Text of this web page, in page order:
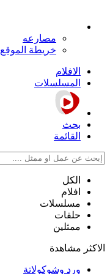
مصارعه
خريطة الموقع
الافلام
المسلسلات
بحث
القائمة
الكل
افلام
مسلسلات
حلقات
ممثلين
الاكثر مشاهدة
ورد وشوكولاتة